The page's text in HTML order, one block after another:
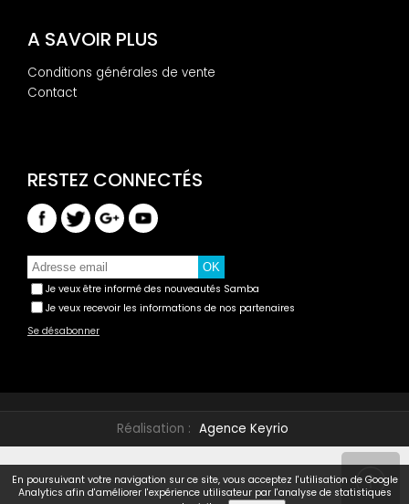
A SAVOIR PLUS
Conditions générales de vente
Contact
Je veux être informé des nouveautés Samba
Je veux recevoir les informations de nos partenaires
Se désabonner
Réalisation : Agence Keyrio
En poursuivant votre navigation sur ce site, vous acceptez l'utilisation de Google
Analytics afin d'améliorer l'expérience utilisateur par l'analyse de statistiques